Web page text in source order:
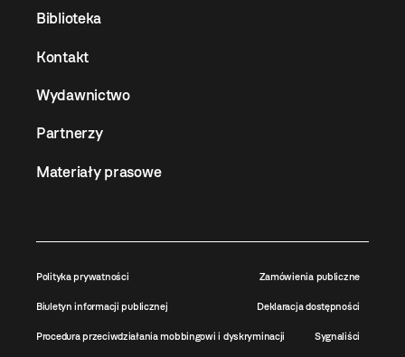
Biblioteka
Kontakt
Wydawnictwo
Partnerzy
Materiały prasowe
Polityka prywatności Zamówienia publiczne
Biuletyn informacji publicznej Deklaracja dostępności
Procedura przeciwdziałania mobbingowi i dyskryminacji Sygnaliści